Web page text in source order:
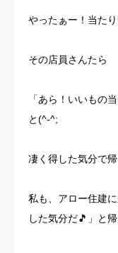
やったぁー！当たり
その店員さんたら
「あら！いいもの
と(^-^;
凄く得した気分で
私も、アロー住建
した気分だ🎵」と